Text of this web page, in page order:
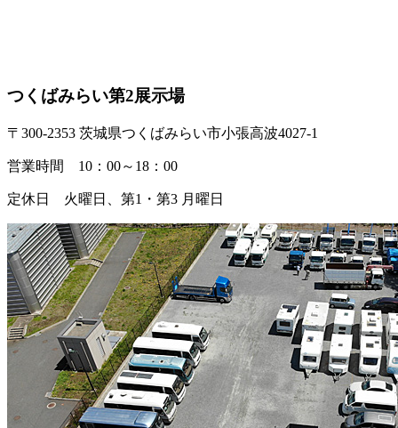
つくばみらい第2展示場
〒300-2353 茨城県つくばみらい市小張高波4027-1
営業時間 10：00～18：00
定休日 火曜日、第1・第3 月曜日